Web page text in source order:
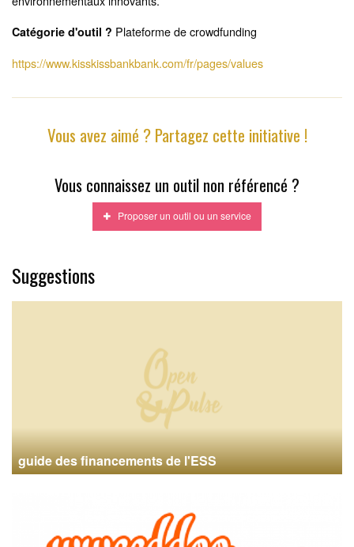
Catégorie d'outil ? Plateforme de crowdfunding
https://www.kisskissbankbank.com/fr/pages/values
Vous avez aimé ? Partagez cette initiative !
Vous connaissez un outil non référencé ?
Proposer un outil ou un service
Suggestions
guide des financements de l'ESS